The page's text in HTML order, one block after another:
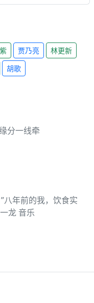
贾乃亮
林更新
胡歌
分一线牵
八年前的我，饮食实
龙 音乐